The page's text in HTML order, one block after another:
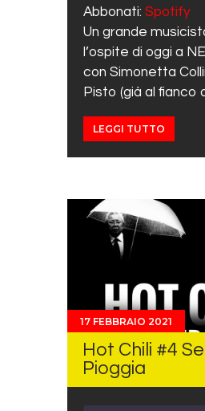
EMBED
Abbonati: Spotify
Un grande
l’ospite di oggi a
con Simonetta
Pisto (già al fianco
LEGGI TUTTO
17 FEBBRAIO 2021
Hot Chili #4
Pioggia